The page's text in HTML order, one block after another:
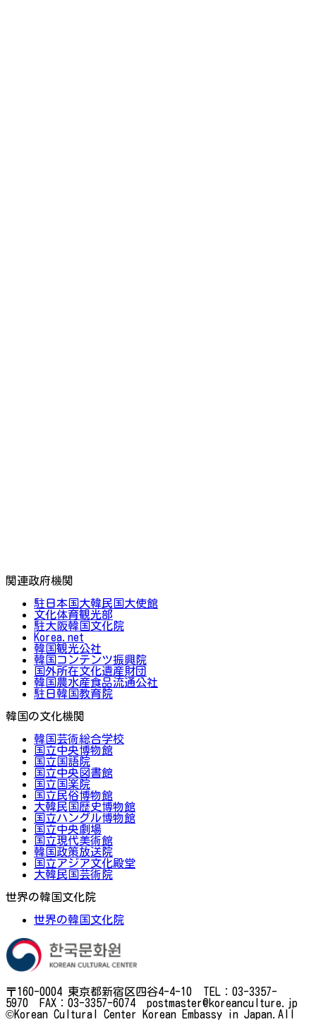
関連政府機関
駐日本国大韓民国大使館
文化体育観光部
駐大阪韓国文化院
Korea.net
韓国観光公社
韓国コンテンツ振興院
国外所在文化遺産財団
韓国農水産食品流通公社
駐日韓国教育院
韓国の文化機関
韓国芸術総合学校
国立中央博物館
国立国語院
国立中央図書館
国立国楽院
国立民俗博物館
大韓民国歴史博物館
国立ハングル博物館
国立中央劇場
国立現代美術館
韓国政策放送院
国立アジア文化殿堂
大韓民国芸術院
世界の韓国文化院
世界の韓国文化院
〒160-0004 東京都新宿区四谷4-4-10 TEL：03-3357-
5970 FAX：03-3357-6074 postmaster@koreanculture.jp
©Korean Cultural Center Korean Embassy in Japan.All